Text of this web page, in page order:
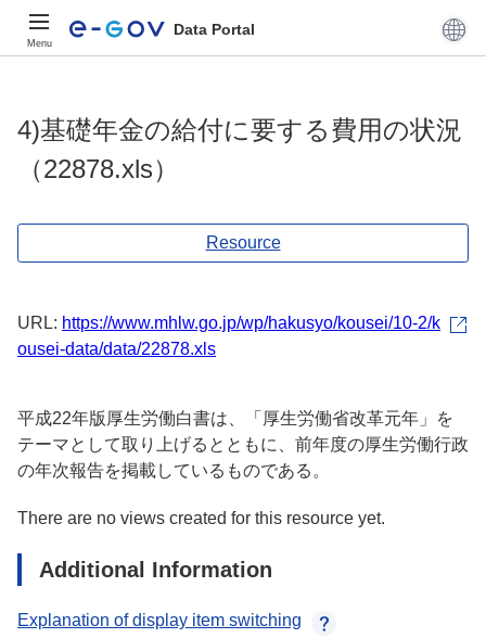
Menu
Data Portal
4)基礎年金の給付に要する費用の状況
（22878.xls）
Resource
URL: https://www.mhlw.go.jp/wp/hakusyo/kousei/10-2/k
ousei-data/data/22878.xls
平成22年版厚生労働白書は、「厚生労働省改革元年」を
テーマとして取り上げるとともに、前年度の厚生労働行政
の年次報告を掲載しているものである。
There are no views created for this resource yet.
Additional Information
Explanation of display item switching